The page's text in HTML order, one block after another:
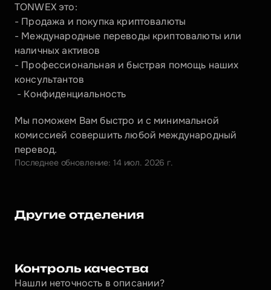
TONWEX это:
- Продажа и покупка криптовалюты
- Международные переводы криптовалюты или
наличных активов
- Профессиональная и быстрая помощь наших
консультантов
- Конфиденциальность
Мы поможем Вам быстро и с минимальной
комиссией совершить любой международный
перевод.
Последнее обновление: 14 июл. 2026 г.
Другие отделения
Контроль качества
Нашли неточность в описании?